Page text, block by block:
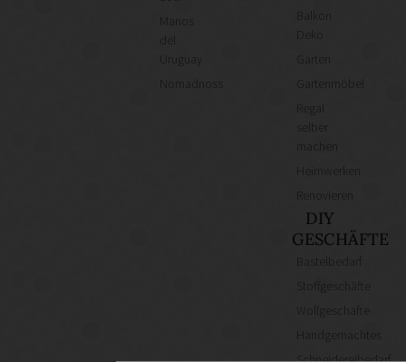
Manos
Uruguay
Nomadnoss
Balkon
Deko
Garten
Gartenmöbel
Regal
Heimwerken
DIY
GESCHÄFTE
Bastelbedarf
Stoffgeschäfte
Wollgeschäfte
Handgemachtes